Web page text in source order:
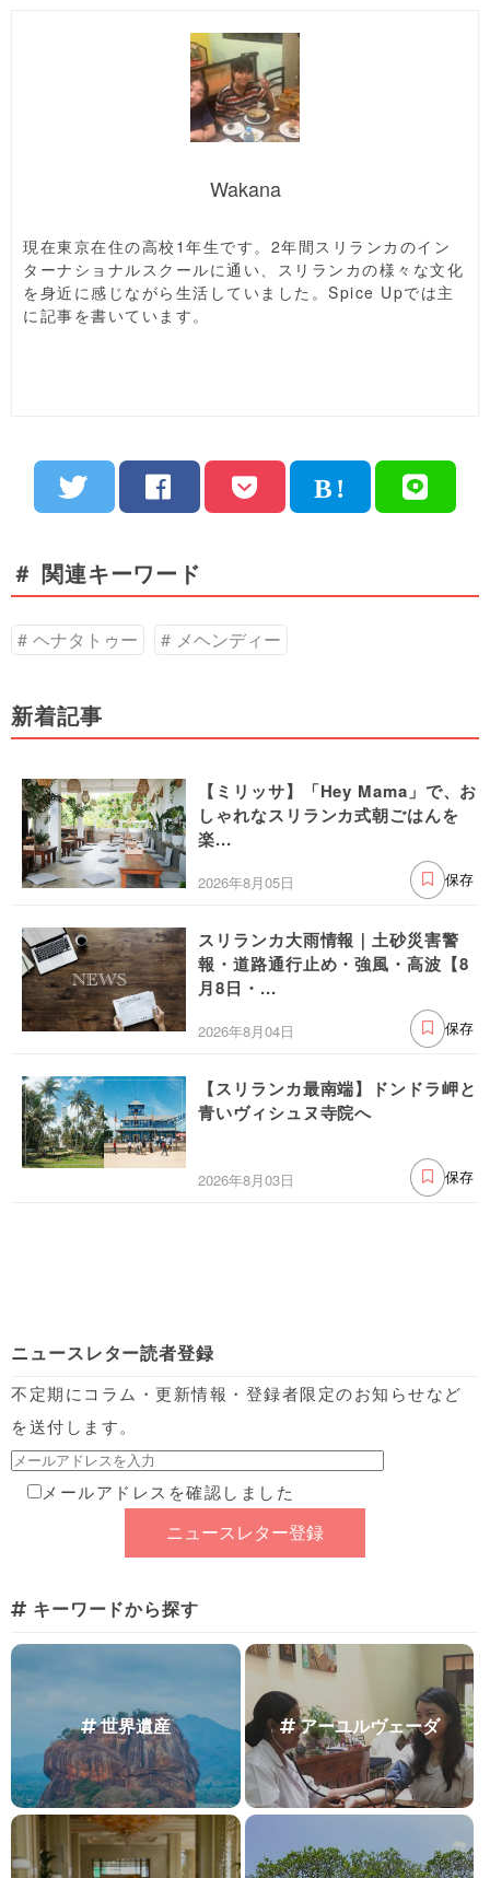
Wakana
現在東京在住の高校1年生です。2年間スリランカのイン
ターナショナルスクールに通い、スリランカの様々な文化
を身近に感じながら生活していました。Spice Upでは主
に記事を書いています。
＃ 関連キーワード
ヘナタトゥー メヘンディー
新着記事
【ミリッサ】「Hey Mama」で、お
しゃれなスリランカ式朝ごはんを
楽...
2026年8月05日 保存
スリランカ大雨情報｜土砂災害警
報・道路通行止め・強風・高波【8
月8日・...
2026年8月04日 保存
【スリランカ最南端】ドンドラ岬と
青いヴィシュヌ寺院へ
2026年8月03日 保存
ニュースレター読者登録
不定期にコラム・更新情報・登録者限定のお知らせなど
を送付します。
メールアドレスを確認しました
キーワードから探す
世界遺産 アーユルヴェーダ